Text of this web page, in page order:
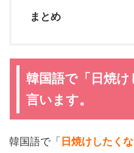
まとめ
韓国語で「日焼
言います。
韓国語で「 日焼けしたく